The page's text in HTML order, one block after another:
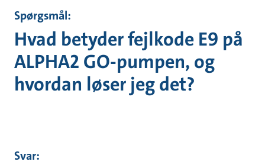
Spørgsmål:
Hvad betyder fejlkode E9 på
ALPHA2 GO-pumpen, og
hvordan løser jeg det?
Svar: